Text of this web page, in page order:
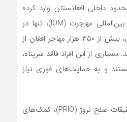
داخلی افغانستان وارد کرده
است. طبق اعلام سازمان بین‌المللی مهاجرت (IOM)، تنها در
سه ماه ابتدایی سال جاری، بیش از ۳۵۰ هزار مهاجر افغان از
بسیاری از این افراد فاقد سرپناه،
و به حمایت‌های فوری نیاز
بنا به گزارش مؤسسه تحقیقات صلح نروژ (PRIO)، کمک‌های